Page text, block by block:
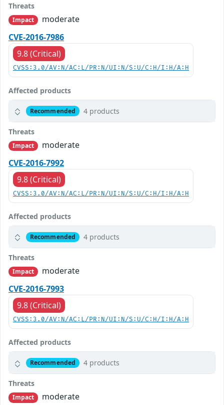
Threats
Impact
moderate
CVE-2016-7986
9.8 (Critical)
CVSS:3.0/AV:N/AC:L/PR:N/UI:N/S:U/C:H/I:H/A:H
Affected products
Recommended 4 products
Threats
Impact
moderate
CVE-2016-7992
9.8 (Critical)
CVSS:3.0/AV:N/AC:L/PR:N/UI:N/S:U/C:H/I:H/A:H
Affected products
Recommended 4 products
Threats
Impact
moderate
CVE-2016-7993
9.8 (Critical)
CVSS:3.0/AV:N/AC:L/PR:N/UI:N/S:U/C:H/I:H/A:H
Affected products
Recommended 4 products
Threats
Impact
moderate